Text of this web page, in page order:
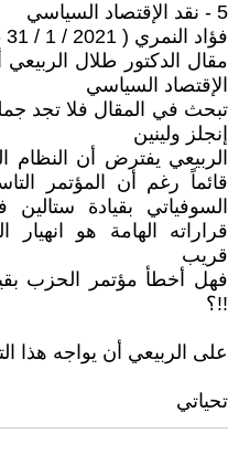
5 - نقد الإقتصاد السياسي
فؤاد النمري ( 2021 / 1 / 31 - 16:14 )
مقال الدكتور طلال الربيعي
الإقتصاد السياسي
تبحث في المقال فلا تجد
إنجلز ولينين
الربيعي يفترض أن النظام
قائماً رغم أن المؤتمر
قراراته الهامة هو
قريب
فهل أخطأ مؤتمر الحزب
!!؟
على الربيعي أن يواجه هذا
تحياتي